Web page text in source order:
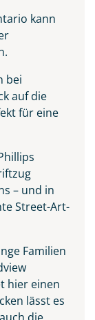
kann
bei
auf die
für eine
– und in
Street-Art-
Familien
hier einen
lässt es